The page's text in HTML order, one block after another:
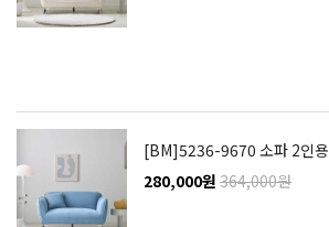
[BM]5236-9670 소파 2인용
280,000원 364,000원